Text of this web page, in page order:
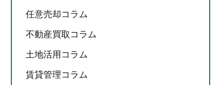
任意売却コラム
不動産買取コラム
土地活用コラム
賃貸管理コラム